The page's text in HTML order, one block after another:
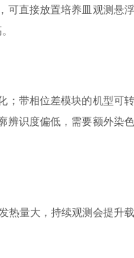
可直接放置培养皿观测悬
；带相位差模块的机型可
辨识度偏低，需要额外染
热量大，持续观测会提升